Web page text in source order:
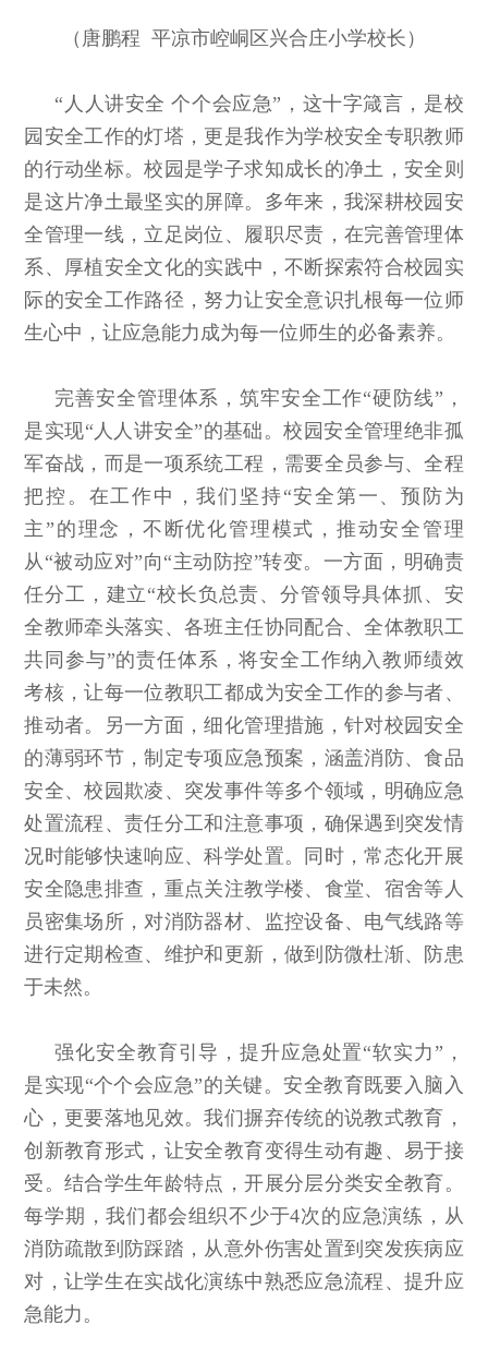
（唐鹏程 平凉市崆峒区兴合庄小学校长）
“人人讲安全 个个会应急”，这十字箴言，是校
园安全工作的灯塔，更是我作为学校安全专职教师
的行动坐标。校园是学子求知成长的净土，安全则
是这片净土最坚实的屏障。多年来，我深耕校园安
全管理一线，立足岗位、履职尽责，在完善管理体
系、厚植安全文化的实践中，不断探索符合校园实
际的安全工作路径，努力让安全意识扎根每一位师
生心中，让应急能力成为每一位师生的必备素养。
完善安全管理体系，筑牢安全工作“硬防线”，
是实现“人人讲安全”的基础。校园安全管理绝非孤
军奋战，而是一项系统工程，需要全员参与、全程
把控。在工作中，我们坚持“安全第一、预防为
主”的理念，不断优化管理模式，推动安全管理
从“被动应对”向“主动防控”转变。一方面，明确责
任分工，建立“校长负总责、分管领导具体抓、安
全教师牵头落实、各班主任协同配合、全体教职工
共同参与”的责任体系，将安全工作纳入教师绩效
考核，让每一位教职工都成为安全工作的参与者、
推动者。另一方面，细化管理措施，针对校园安全
的薄弱环节，制定专项应急预案，涵盖消防、食品
安全、校园欺凌、突发事件等多个领域，明确应急
处置流程、责任分工和注意事项，确保遇到突发情
况时能够快速响应、科学处置。同时，常态化开展
安全隐患排查，重点关注教学楼、食堂、宿舍等人
员密集场所，对消防器材、监控设备、电气线路等
进行定期检查、维护和更新，做到防微杜渐、防患
于未然。
强化安全教育引导，提升应急处置“软实力”，
是实现“个个会应急”的关键。安全教育既要入脑入
心，更要落地见效。我们摒弃传统的说教式教育，
创新教育形式，让安全教育变得生动有趣、易于接
受。结合学生年龄特点，开展分层分类安全教育。
每学期，我们都会组织不少于4次的应急演练，从
消防疏散到防踩踏，从意外伤害处置到突发疾病应
对，让学生在实战化演练中熟悉应急流程、提升应
急能力。